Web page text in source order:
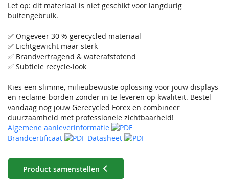
Let op: dit materiaal is niet geschikt voor langdurig
buitengebruik.
✅ Ongeveer 30 % gerecycled materiaal
✅ Lichtgewicht maar sterk
✅ Brandvertragend & waterafstotend
✅ Subtiele recycle-look
Kies een slimme, milieubewuste oplossing voor jouw displays
en reclame-borden zonder in te leveren op kwaliteit. Bestel
vandaag nog jouw Gerecycled Forex en combineer
duurzaamheid met professionele zichtbaarheid!
Algemene aanleverinformatie
Brandcertificaat
Datasheet
Product samenstellen